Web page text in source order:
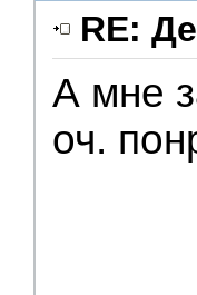
RE:
А мне
оч.